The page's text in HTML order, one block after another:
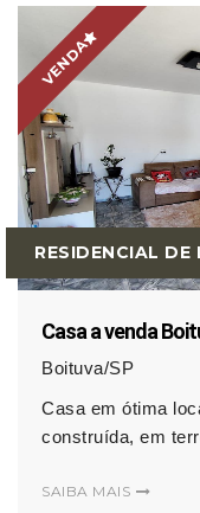
RESIDENCIAL DE
VENDA
Casa a venda
Boituva/SP
Casa em ótima
construída, em
SAIBA MAIS